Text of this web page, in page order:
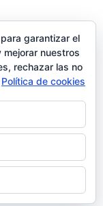
garantizar el
nuestros
rechazar las no
Política de cookies